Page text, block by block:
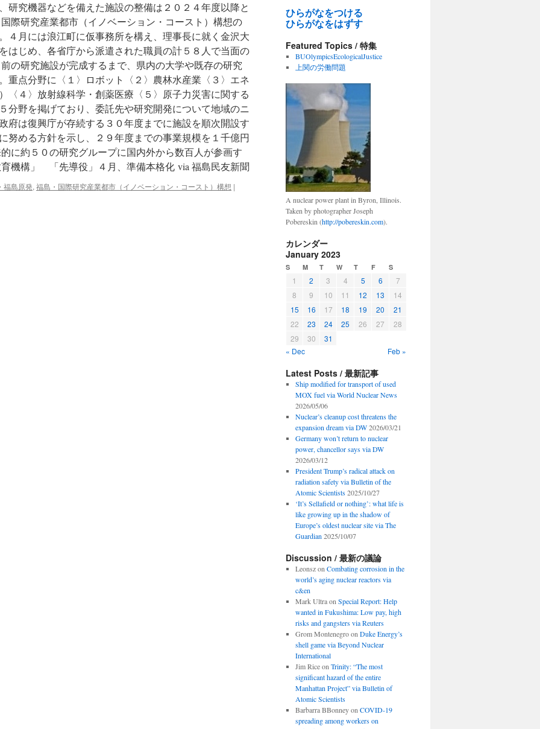
研究機器などを備えた施設の整備は２０２４年度以降と
研究産業都市（イノベーション・コースト）構想の
４月には浪江町に仮事務所を構え、理事長に就く金沢大
はじめ、各省庁から派遣された職員の計５８人で当面の
研究施設が完成するまで、県内の大学や既存の研究
重点分野に〈１〉ロボット〈２〉農林水産業〈３〉エネ
〈４〉放射線科学・創薬医療〈５〉原子力災害に関する
分野を掲げており、委託先や研究開発について地域のニ
府は復興庁が存続する３０年度までに施設を順次開設す
努める方針を示し、２９年度までの事業規模を１千億円
約５０の研究グループに国内外から数百人が参画す
機構」 「先導役」４月、準備本格化 via 福島民友新聞
福島原発, 福島・国際研究産業都市（イノベーション・コースト）構想 |
ひらがなをつける
ひらがなをはずす
Featured Topics / 特集
BUOlympicsEcologicalJustice
上関の労働問題
A nuclear power plant in Byron, Illinois.
Taken by photographer Joseph
Pobereskin (http://pobereskin.com).
カレンダー
January 2023
S M T W T F S
1 2 3 4 5 6
7
8
9 10 11 12 13
14
15
16 17 18 19 20
21
22
23 24 25 26 27
28
29
30
31
« Dec
Feb »
Latest Posts / 最新記事
Ship modified for transport of used
MOX fuel via World Nuclear News
2026/05/06
Nuclear’s cleanup cost threatens the
expansion dream via DW 2026/03/21
Germany won’t return to nuclear
power, chancellor says via DW
2026/03/12
President Trump’s radical attack on
radiation safety via Bulletin of the
Atomic Scientists 2025/10/27
‘It’s Sellafield or nothing’: what life is
like growing up in the shadow of
Europe’s oldest nuclear site via The
Guardian 2025/10/07
Discussion / 最新の議論
Leonszon Combating corrosion in the
world’s aging nuclear reactors via
c&en
Mark Ultraon Special Report: Help
wanted in Fukushima: Low pay, high
risks and gangsters via Reuters
Grom Montenegroon Duke Energy’s
shell game via Beyond Nuclear
International
Jim Riceon Trinity: “The most
significant hazard of the entire
Manhattan Project” via Bulletin of
Atomic Scientists
Barbarra BBonneyon COVID-19
spreading among workers on